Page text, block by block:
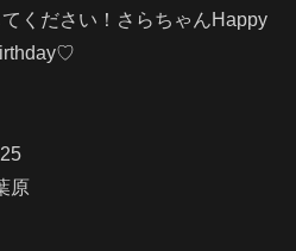
ください！さらちゃんHappy
原